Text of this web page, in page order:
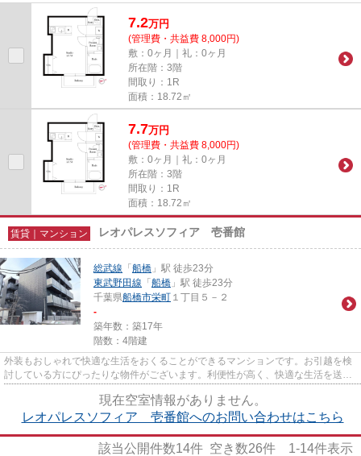
す。物件情報を数多く取り揃えて...
7.2万円
(管理費・共益費 8,000円)
敷：0ヶ月｜礼：0ヶ月
所在階：3階
間取り：1R
面積：18.72㎡
7.7万円
(管理費・共益費 8,000円)
敷：0ヶ月｜礼：0ヶ月
所在階：3階
間取り：1R
面積：18.72㎡
賃貸｜マンション レオパレスソフィア 壱番館
総武線 「 船橋 」駅 徒歩23分
東武野田線 「 船橋 」駅 徒歩23分
千葉県船橋市栄町 １丁目５－２
-
築年数：築17年
階数：4階建
外装もおしゃれで快適な生活をおくることができるマンションです。お引越を検
討している方にぴったりな物件がございます。利便性が高く、快適な生活を送る
現在空室情報がありません。
レオパレスソフィア 壱番館へのお問い合わせはこちら
該当公開件数14件 空き数26件 1-14件表示